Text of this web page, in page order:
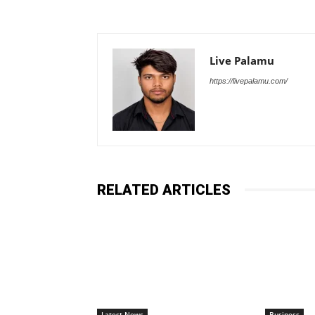
Live Palamu
https://livepalamu.com/
RELATED ARTICLES